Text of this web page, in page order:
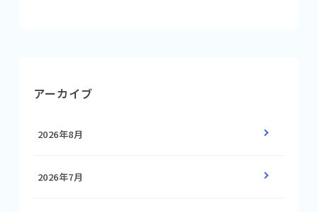
アーカイブ
2026年8月
2026年7月